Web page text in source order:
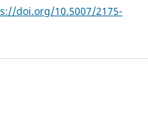
doi.org/10.5007/2175-